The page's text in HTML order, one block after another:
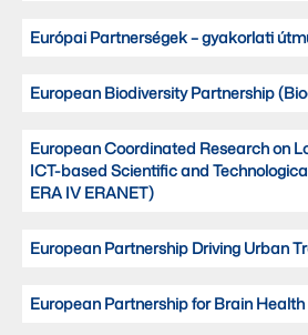
Európai Partnerségek – gyakorlati
European Biodiversity Partnership
European Coordinated Research on
ICT-based Scientific and
ERA IV ERANET)
European Partnership Driving Urban
European Partnership for Brain Health